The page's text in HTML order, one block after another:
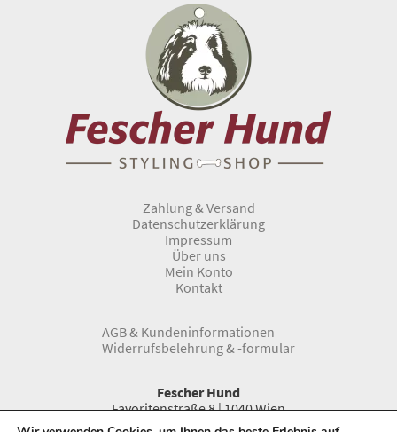
Zahlung & Versand
Datenschutzerklärung
Impressum
Über uns
Mein Konto
Kontakt
AGB & Kundeninformationen
Widerrufsbelehrung & -formular
Fescher Hund
Favoritenstraße 8 | 1040 Wien
Telefon:
0043 1 966 33 66